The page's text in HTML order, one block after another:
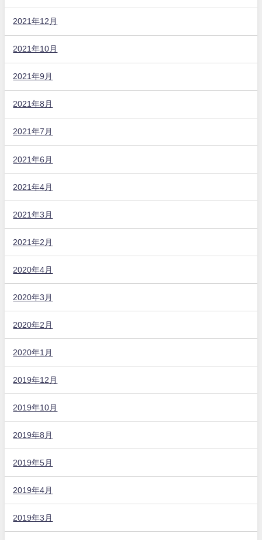
2021年12月
2021年10月
2021年9月
2021年8月
2021年7月
2021年6月
2021年4月
2021年3月
2021年2月
2020年4月
2020年3月
2020年2月
2020年1月
2019年12月
2019年10月
2019年8月
2019年5月
2019年4月
2019年3月